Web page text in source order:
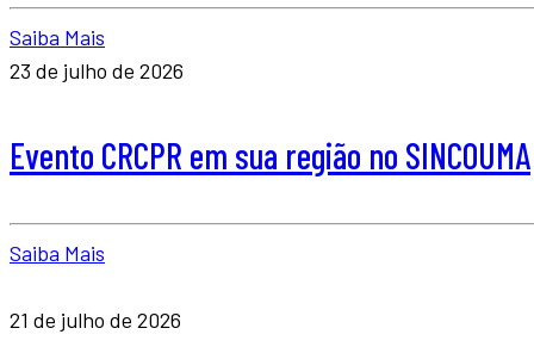
Saiba Mais
23 de julho de 2026
Evento CRCPR em sua região no SINCOUMA
Saiba Mais
21 de julho de 2026